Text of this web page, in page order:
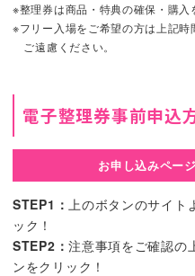
※整理券は商品・特典の確保・購入
※フリー入場をご希望の方は上記
ご遠慮ください。
電子整理券事前申込
お申し込みページ
STEP1： 上のボタンのサイト
ック！
STEP2：注意事項をご確認の
ンをクリック！